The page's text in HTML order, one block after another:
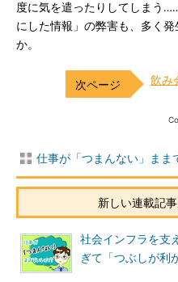
度に気を遣ったりしてしまう
にした情報」の弊害も、多く
か。
飲み
仕事が「つまんない」まま
新しい連載記
社会インフラを支
ぎて「つぶしが利